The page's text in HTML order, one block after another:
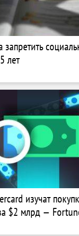
лет
изучат
$2 млрд —